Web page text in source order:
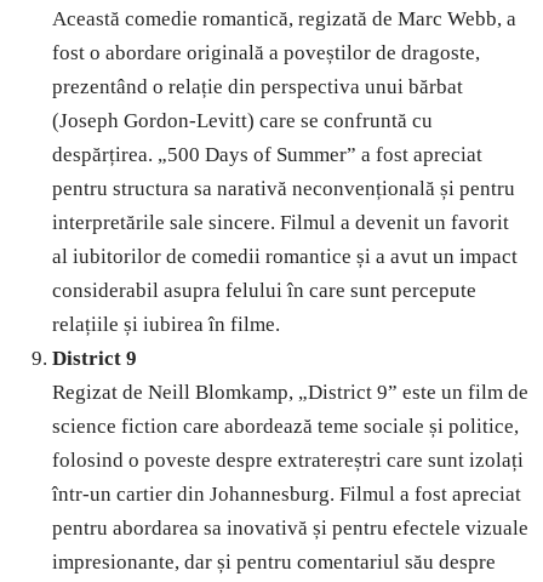
Această comedie romantică, regizată de Marc Webb, a
fost o abordare originală a poveștilor de dragoste,
prezentând o relație din perspectiva unui bărbat
(Joseph Gordon-Levitt) care se confruntă cu
despărțirea. „500 Days of Summer” a fost apreciat
pentru structura sa narativă neconvențională și pentru
interpretările sale sincere. Filmul a devenit un favorit
al iubitorilor de comedii romantice și a avut un impact
considerabil asupra felului în care sunt percepute
relațiile și iubirea în filme.
District 9
Regizat de Neill Blomkamp, „District 9” este un film de
science fiction care abordează teme sociale și politice,
folosind o poveste despre extratereștri care sunt izolați
într-un cartier din Johannesburg. Filmul a fost apreciat
pentru abordarea sa inovativă și pentru efectele vizuale
impresionante, dar și pentru comentariul său despre